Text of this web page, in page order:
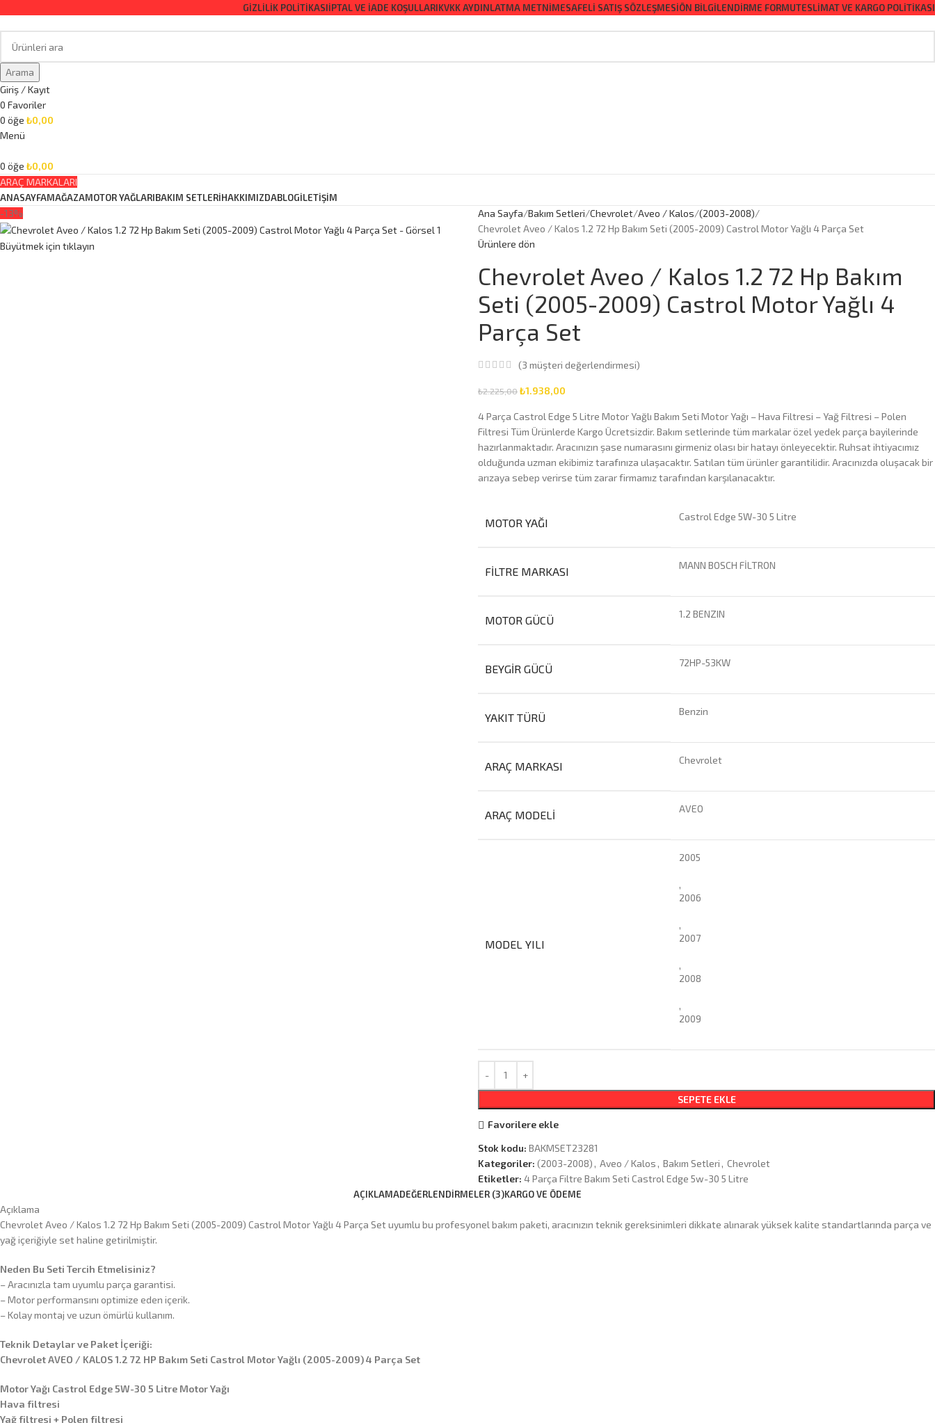
GIZLILIK POLITIKASIİPTAL VE İADE KOŞULLARIKVKK AYDINLATMA METNIMESAFELI SATIŞ SÖZLEŞMESIÖN BILGILENDIRME FORMUTESLIMAT VE KARGO POLITIKASI
Arama
Giriş / Kayıt
0 Favoriler
0 öğe ₺0,00
Menü
0 öğe ₺0,00
ARAÇ MARKALARI
ANASAYFAMAĞAZAMOTOR YAĞLARIBAKIM SETLERİHAKKIMIZDABLOGİLETİŞİM
-13%
Büyütmek için tıklayın
Ana Sayfa Bakım Setleri Chevrolet Aveo / Kalos (2003-2008)
Chevrolet Aveo / Kalos 1.2 72 Hp Bakım Seti (2005-2009) Castrol Motor Yağlı 4 Parça Set
Ürünlere dön
Chevrolet Aveo / Kalos 1.2 72 Hp Bakım
Seti (2005-2009) Castrol Motor Yağlı 4
Parça Set
(3 müşteri değerlendirmesi)
₺2.225,00₺1.938,00
4 Parça Castrol Edge 5 Litre Motor Yağlı Bakım Seti Motor Yağı – Hava Filtresi – Yağ Filtresi – Polen
Filtresi Tüm Ürünlerde Kargo Ücretsizdir. Bakım setlerinde tüm markalar özel yedek parça bayilerinde
hazırlanmaktadır. Aracınızın şase numarasını girmeniz olası bir hatayı önleyecektir. Ruhsat ihtiyacımız
olduğunda uzman ekibimiz tarafınıza ulaşacaktır. Satılan tüm ürünler garantilidir. Aracınızda oluşacak bir
arızaya sebep verirse tüm zarar firmamız tarafından karşılanacaktır.
MOTOR YAĞI Castrol Edge 5W-30 5 Litre
FILTRE MARKASI MANN BOSCH FİLTRON
MOTOR GÜCÜ 1.2 BENZIN
BEYGIR GÜCÜ 72HP-53KW
YAKIT TÜRÜ Benzin
ARAÇ MARKASI Chevrolet
ARAÇ MODELI AVEO
MODEL YILI
2005
,
2006
,
2007
,
2008
,
2009
SEPETE EKLE
Favorilere ekle
Stok kodu: BAKMSET23281
Kategoriler: (2003-2008) , Aveo / Kalos , Bakım Setleri , Chevrolet
Etiketler: 4 Parça Filtre Bakım Seti Castrol Edge 5w-30 5 Litre
AÇIKLAMADEĞERLENDIRMELER (3)KARGO VE ÖDEME
Açıklama
Chevrolet Aveo / Kalos 1.2 72 Hp Bakım Seti (2005-2009) Castrol Motor Yağlı 4 Parça Set uyumlu bu profesyonel bakım paketi, aracınızın teknik gereksinimleri dikkate alınarak yüksek kalite standartlarında parça ve
yağ içeriğiyle set haline getirilmiştir.
Neden Bu Seti Tercih Etmelisiniz?
– Aracınızla tam uyumlu parça garantisi.
– Motor performansını optimize eden içerik.
– Kolay montaj ve uzun ömürlü kullanım.
Teknik Detaylar ve Paket İçeriği:
Chevrolet AVEO / KALOS 1.2 72 HP Bakım Seti Castrol Motor Yağlı (2005-2009) 4 Parça Set
Motor Yağı Castrol Edge 5W-30 5 Litre Motor Yağı
Hava filtresi
Yağ filtresi + Polen filtresi